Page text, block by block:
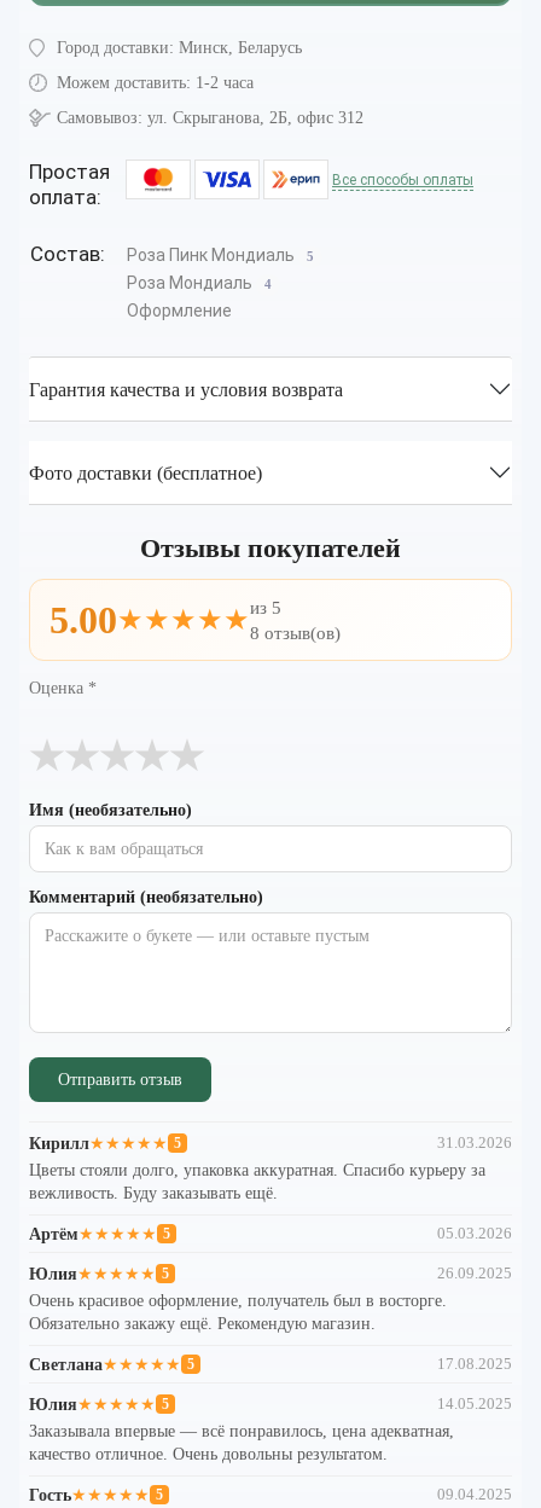
Город доставки: Минск, Беларусь
Можем доставить: 1-2 часа
Самовывоз: ул. Скрыганова, 2Б, офис 312
Простая
оплата:
Все способы оплаты
Состав: Роза Пинк Мондиаль 5
Роза Мондиаль 4
Оформление
Гарантия качества и условия возврата
Фото доставки (бесплатное)
Отзывы покупателей
5.00★★★★★из 5
8 отзыв(ов)
Оценка *
★
★
★
★
★
Имя (необязательно)
Комментарий (необязательно)
Отправить отзыв
Кирилл★★★★★ 5 31.03.2026
Цветы стояли долго, упаковка аккуратная. Спасибо курьеру за
вежливость. Буду заказывать ещё.
Артём★★★★★ 5 05.03.2026
Юлия★★★★★ 5 26.09.2025
Очень красивое оформление, получатель был в восторге.
Обязательно закажу ещё. Рекомендую магазин.
Светлана★★★★★ 5 17.08.2025
Юлия★★★★★ 5 14.05.2025
Заказывала впервые — всё понравилось, цена адекватная,
качество отличное. Очень довольны результатом.
Гость★★★★★ 5 09.04.2025